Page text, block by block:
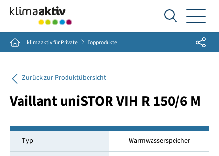
Ich
suche...
Home klimaaktiv für Private Topprodukte Share
Zurück zur Produktübersicht
Vaillant uniSTOR VIH R 150/6 M
Typ Warmwasserspeicher